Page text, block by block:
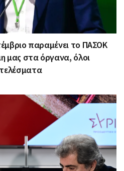
παραμένει το ΠΑΣΟΚ
μας στα όργανα, όλοι